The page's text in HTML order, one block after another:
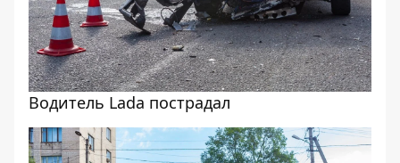
Водитель Lada пострадал